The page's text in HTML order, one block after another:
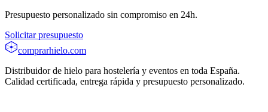
Presupuesto personalizado sin compromiso en 24h.
Solicitar presupuesto
comprarhielo.com
Distribuidor de hielo para hostelería y eventos en toda España.
Calidad certificada, entrega rápida y presupuesto personalizado.